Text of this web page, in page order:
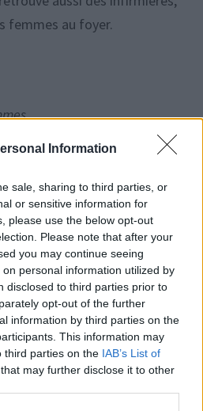
Information
sale, sharing to third parties, or
or sensitive information for
please use the below opt-out
Please note that after your
you may continue seeing
personal information utilized by
disclosed to third parties prior to
opt-out of the further
information by third parties on the
This information may
third parties on the IAB’s List of
that may further disclose it to other
femmes au foyer.
RECHERCHER
Sans Consentement: